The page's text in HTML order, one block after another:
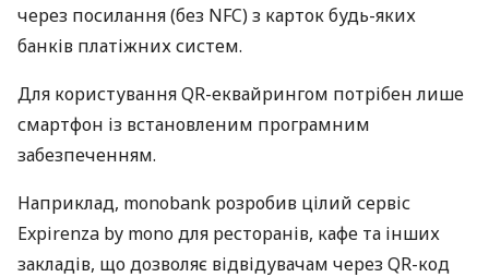
через посилання (без NFC) з карток будь-яких
банків платіжних систем.
Для користування QR-еквайрингом потрібен лише
смартфон із встановленим програмним
забезпеченням.
Наприклад, monobank розробив цілий сервіс
Expirenza by mono для ресторанів, кафе та інших
закладів, що дозволяє відвідувачам через QR-код